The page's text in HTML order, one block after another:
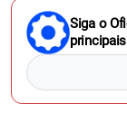
Siga o